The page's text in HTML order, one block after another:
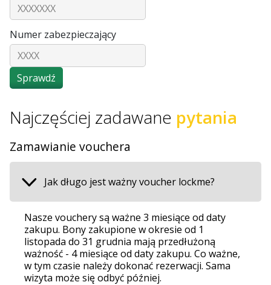
Numer zabezpieczający
Sprawdź
Najczęściej zadawane pytania
Zamawianie vouchera
Jak długo jest ważny voucher lockme?
Nasze vouchery są ważne 3 miesiące od daty
zakupu. Bony zakupione w okresie od 1
listopada do 31 grudnia mają przedłużoną
ważność - 4 miesiące od daty zakupu. Co ważne,
w tym czasie należy dokonać rezerwacji. Sama
wizyta może się odbyć później.